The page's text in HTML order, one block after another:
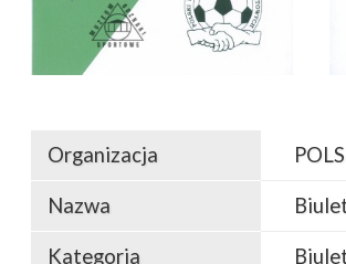
Organizacja
Nazwa
Kategoria